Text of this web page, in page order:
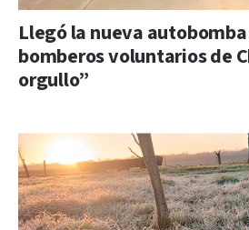
Llegó la nueva
bomberos voluntarios de
orgullo”